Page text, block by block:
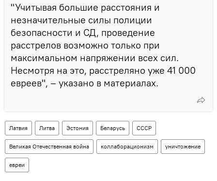
"Учитывая большие расстояния и
незначительные силы полиции
безопасности и СД, проведение
расстрелов возможно только при
максимальном напряжении всех сил.
Несмотря на это, расстреляно уже 41 000
евреев", – указано в материалах.
Латвия Литва Эстония Беларусь СССР
Великая Отечественная война коллаборационизм уничтожение
евреи